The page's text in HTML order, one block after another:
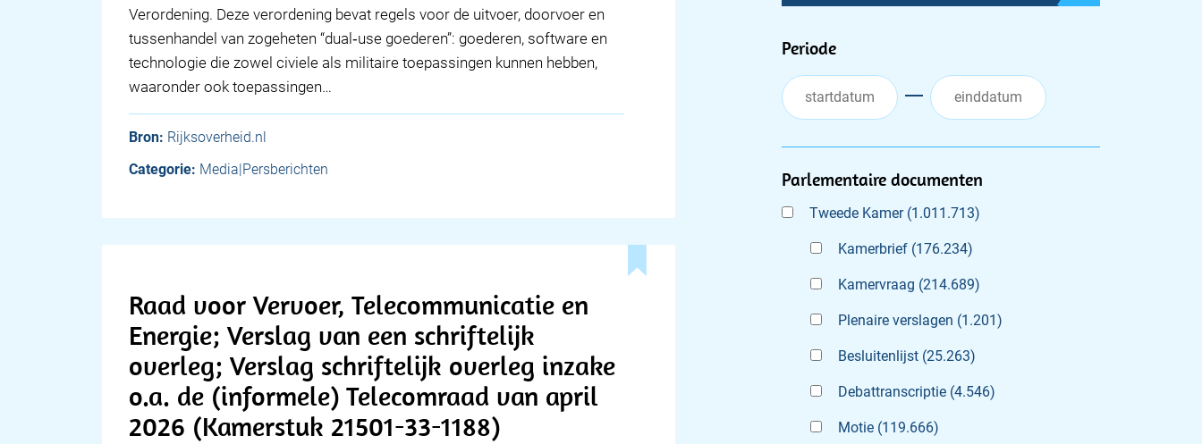
Verordening. Deze verordening bevat regels voor de uitvoer, doorvoer en
tussenhandel van zogeheten “dual‑use goederen”: goederen, software en
technologie die zowel civiele als militaire toepassingen kunnen hebben,
waaronder ook toepassingen…
Bron: Rijksoverheid.nl
Categorie: Media|Persberichten
Raad voor Vervoer, Telecommunicatie en
Energie; Verslag van een schriftelijk
overleg; Verslag schriftelijk overleg inzake
o.a. de (informele) Telecomraad van april
2026 (Kamerstuk 21501-33-1188)
Filters
Periode
Parlementaire documenten
Tweede Kamer (1.011.713)
Kamerbrief (176.234)
Kamervraag (214.689)
Plenaire verslagen (1.201)
Besluitenlijst (25.263)
Debattranscriptie (4.546)
Motie (119.666)